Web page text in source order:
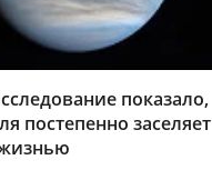
показало,
постепенно заселяет